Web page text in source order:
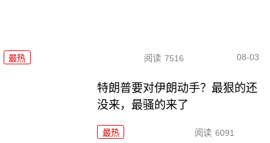
最热 阅读 7516 08-03
特朗普要对伊朗动手？最狠的还
没来，最骚的来了
最热 阅读 6091